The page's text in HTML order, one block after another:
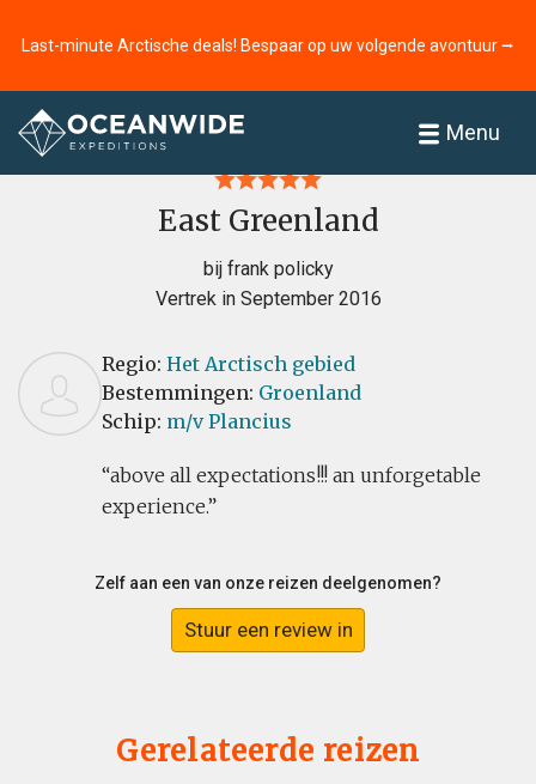
Last-minute Arctische deals! Bespaar op uw volgende avontuur ⭢
Menu
Home
East Greenland
bij frank policky
Vertrek in September 2016
Regio: Het Arctisch gebied
Bestemmingen: Groenland
Schip: m/v Plancius
above all expectations!!! an unforgetable
experience.
Zelf aan een van onze reizen deelgenomen?
Stuur een review in
Gerelateerde reizen